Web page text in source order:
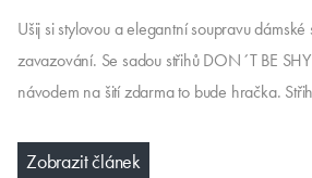
Ušij si stylovou a elegantní soupravu
zavazování. Se sadou střihů DON´T BE
návodem na šití zdarma to bude hračka.
Zobrazit článek